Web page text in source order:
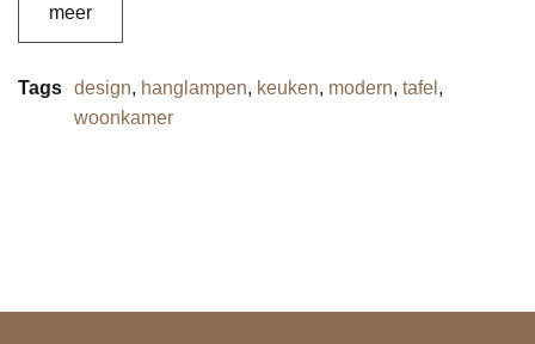
meer
Tags design, hanglampen, keuken, modern, tafel ,
woonkamer